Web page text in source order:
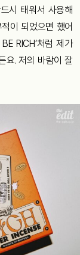
시 태워서 사용해
이 되었으면 했어
RICH’처럼 제가
요. 저의 바람이 잘